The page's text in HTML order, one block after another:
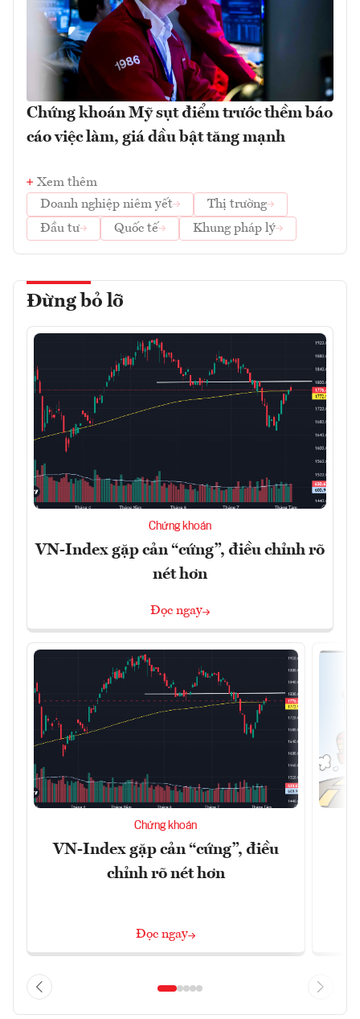
Chứng khoán Mỹ sụt điểm trước thềm báo
cáo việc làm, giá dầu bật tăng mạnh
Xem thêm
Doanh nghiệp niêm yết
Thị trường
Đầu tư
Quốc tế Khung pháp lý
Đừng bỏ lỡ
Chứng khoán
VN-Index gặp cản “cứng”, điều chỉnh rõ
nét hơn
Đọc ngay
Chứng khoán
VN-Index gặp cản “cứng”, điều
chỉnh rõ nét hơn
Đọc ngay